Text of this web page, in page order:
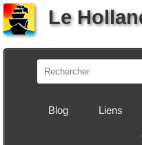
Le
Blog Liens